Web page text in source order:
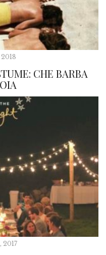
CHE BARBA
2017